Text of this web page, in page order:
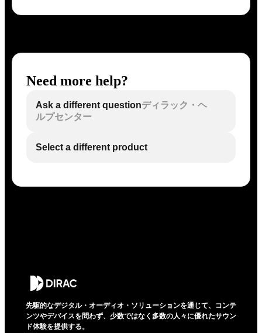
Need more help?
Ask a different questionディラック・ヘ
ルプセンター
Select a different product
先駆的なデジタル・オーディオ・ソリューションを通じて、コンテ
ンツやデバイスを問わず、少数ではなく多数の人々に優れたサウン
ド体験を提供する。